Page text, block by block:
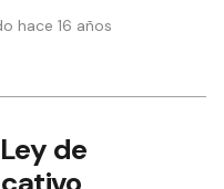
hace 16 años
de